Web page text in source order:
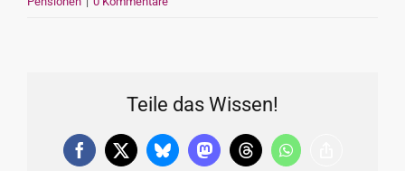
Teile das Wissen!
Facebook
X BlueskyMastodonThreadsWhatsApp